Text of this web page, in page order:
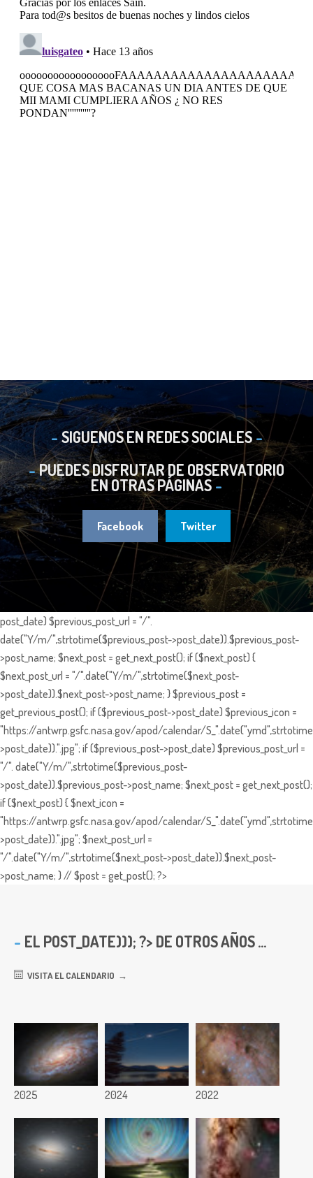
SIGUENOS EN REDES SOCIALES
PUEDES DISFRUTAR DE OBSERVATORIO
EN OTRAS PÁGINAS
Facebook Twitter
post_date) $previous_post_url = "/".
date("Y/m/",strtotime($previous_post->post_date)).$previous_post-
>post_name; $next_post = get_next_post(); if ($next_post) {
$next_post_url = "/".date("Y/m/",strtotime($next_post-
>post_date)).$next_post->post_name; } $previous_post =
get_previous_post(); if ($previous_post->post_date) $previous_icon =
"https://antwrp.gsfc.nasa.gov/apod/calendar/
>post_date)).".jpg"; if ($previous_post->post_date) $previous_post_url =
"/". date("Y/m/",strtotime($previous_post-
>post_date)).$previous_post->post_name; $next_post = get_next_post();
if ($next_post) { $next_icon =
"https://antwrp.gsfc.nasa.gov/apod/calendar/
>post_date)).".jpg"; $next_post_url =
"/".date("Y/m/",strtotime($next_post->post_date)).$next_post-
>post_name; } // $post = get_post(); ?>
EL POST_DATE))); ?> DE OTROS AÑOS ...
VISITA EL CALENDARIO
2025 2024 2022